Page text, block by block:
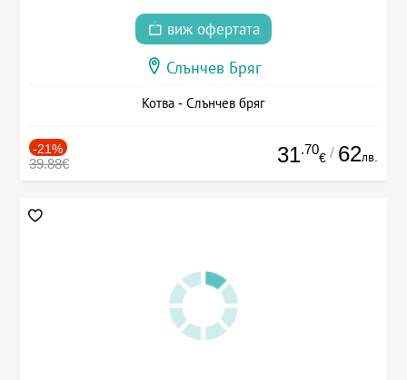
виж офертата
Слънчев Бряг
Котва - Слънчев бряг
-21%
39.88€ 31.70
€ / 62лв.